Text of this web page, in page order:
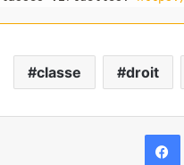
classe droit